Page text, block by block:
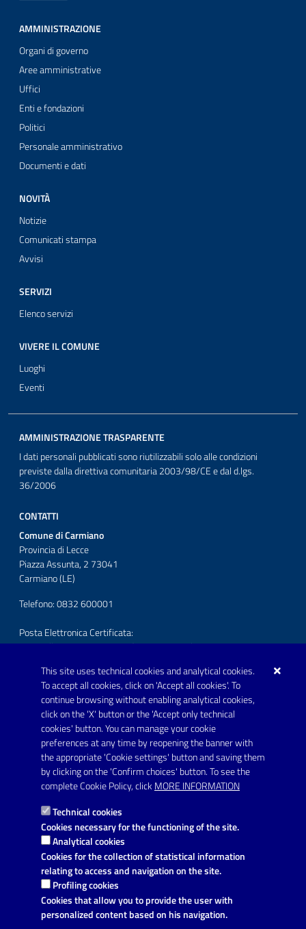
This site uses technical cookies and analytical cookies.
To accept all cookies, click on 'Accept all cookies'. To
continue browsing without enabling analytical cookies,
click on the 'X' button or the 'Accept only technical
cookies' button. You can manage your cookie
preferences at any time by reopening the banner with
the appropriate 'Cookie settings' button and saving them
by clicking on the 'Confirm choices' button. To see the
complete Cookie Policy, click MORE INFORMATION
Technical cookies
Cookies necessary for the functioning of the site.
Analytical cookies
Cookies for the collection of statistical information
relating to access and navigation on the site.
Profiling cookies
Cookies that allow you to provide the user with
personalized content based on his navigation.
AMMINISTRAZIONE
Organi di governo
Aree amministrative
Uffici
Enti e fondazioni
Politici
Personale amministrativo
Documenti e dati
NOVITÀ
Notizie
Comunicati stampa
Avvisi
SERVIZI
Elenco servizi
VIVERE IL COMUNE
Luoghi
Eventi
AMMINISTRAZIONE TRASPARENTE
I dati personali pubblicati sono riutilizzabili solo alle condizioni
previste dalla direttiva comunitaria 2003/98/CE e dal d.lgs.
36/2006
CONTATTI
Comune di Carmiano
Provincia di Lecce
Piazza Assunta, 2 73041
Carmiano (LE)
Telefono: 0832 600001
Posta Elettronica Certificata:
protocollo.comunecarmiano@pec.rupar.puglia.it
URP - Ufficio Relazioni con il Pubblico
FOLLOW US ON
Youtube
Link utili
Informativa privacy
Dichiarazione di accessibilità
Note legali
Domande frequenti
Richiesta di assistenza